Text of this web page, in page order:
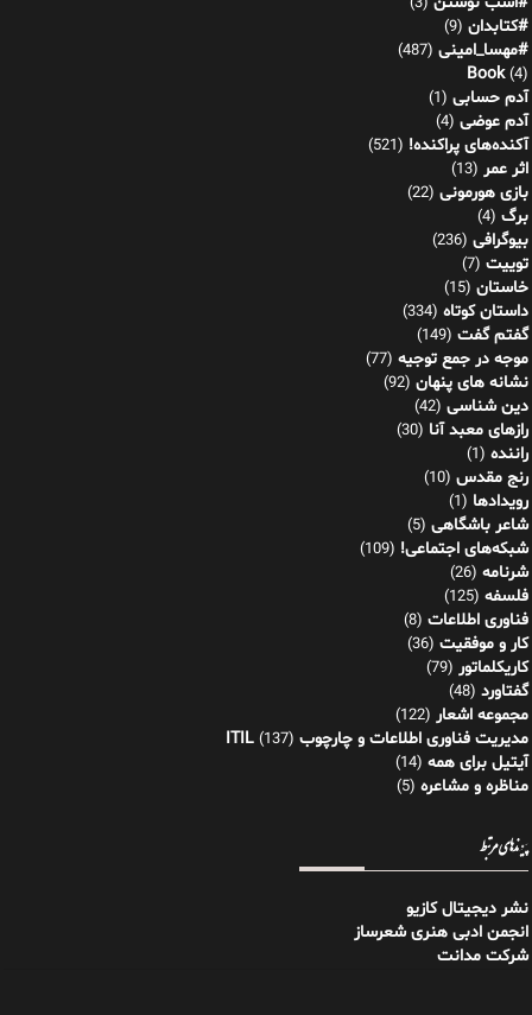
#کتابدان (9)
#مهسا_امینی (487)
Book(4)
آدم حسابی (1)
آدم عوضی (4)
آکنده‌های پراکنده! (521)
اثر عمر (13)
بازی هورمونی (22)
برگ (4)
بیوگرافی (236)
توییت (7)
خاستان (15)
داستان کوتاه (334)
گفتم گفت (149)
موجه در جمع توجیه (77)
نشانه های پنهان (92)
دین شناسی (42)
رازهای معبد آنا (30)
راننده (1)
رنج مقدس (10)
رویدادها (1)
شاعر باشگاهی (5)
شبکه‌های اجتماعی! (109)
شرنامه (26)
فلسفه (125)
فناوری اطلاعات (8)
کار و موفقیت (36)
کاریکلماتور (79)
گفتاورد (48)
مجموعه اشعار (122)
مدیریت فناوری اطلاعات و چارچوب ITIL (137)
آیتیل برای همه (14)
مناظره و مشاعره (5)
پیوندهای مرتبط
نشر دیجیتال کازیو
انجمن ادبی هنری شعرساز
شرکت مدانت